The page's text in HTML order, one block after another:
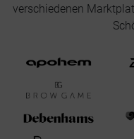
verschiedenen